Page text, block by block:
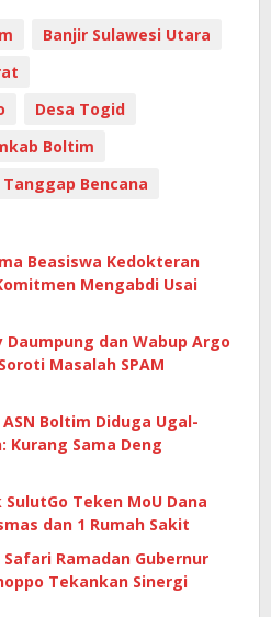
Banjir Sulawesi Utara
Desa Togid
Boltim
Tanggap Bencana
Beasiswa Kedokteran
Mengabdi Usai
dan Wabup Argo
Masalah SPAM
Boltim Diduga Ugal-
Kurang Sama Deng
Teken MoU Dana
dan 1 Rumah Sakit
Ramadan Gubernur
Tekankan Sinergi